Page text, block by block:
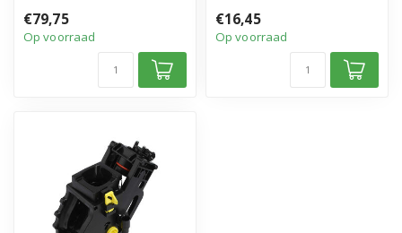
product
• Zetgro...
€79,75
Op voorraad
€16,45
Op voorraad